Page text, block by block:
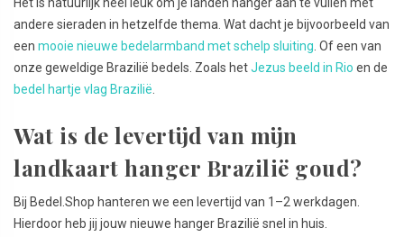
Het is natuurlijk heel leuk om je landen hanger aan te vullen met
andere sieraden in hetzelfde thema. Wat dacht je bijvoorbeeld van
een mooie nieuwe bedelarmband met schelp sluiting. Of een van
onze geweldige Brazilië bedels. Zoals hetJezus beeld in Rio en de
bedel hartje vlag Brazilië.
Wat is de levertijd van mijn
landkaart hanger Brazilië goud?
Bij Bedel.Shop hanteren we een levertijd van 1–2 werkdagen.
Hierdoor heb jij jouw nieuwe hanger Brazilië snel in huis.